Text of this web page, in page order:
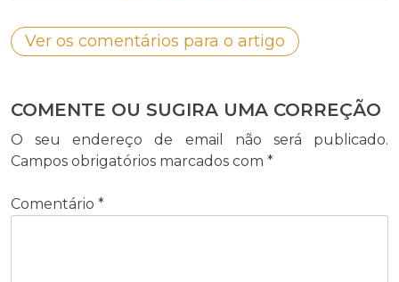
Ver os comentários para o artigo
COMENTE OU SUGIRA UMA CORREÇÃO
O seu endereço de email não será publicado.
Campos obrigatórios marcados com *
Comentário *